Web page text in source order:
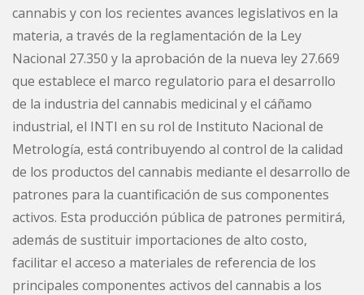
cannabis y con los recientes avances legislativos en la
materia, a través de la reglamentación de la Ley
Nacional 27.350 y la aprobación de la nueva ley 27.669
que establece el marco regulatorio para el desarrollo
de la industria del cannabis medicinal y el cáñamo
industrial, el INTI en su rol de Instituto Nacional de
Metrología, está contribuyendo al control de la calidad
de los productos del cannabis mediante el desarrollo de
patrones para la cuantificación de sus componentes
activos. Esta producción pública de patrones permitirá,
además de sustituir importaciones de alto costo,
facilitar el acceso a materiales de referencia de los
principales componentes activos del cannabis a los